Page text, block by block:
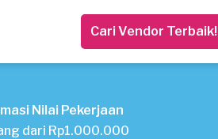
Cari Vendor Terbaik!
Nilai Pekerjaan
dari Rp1.000.000